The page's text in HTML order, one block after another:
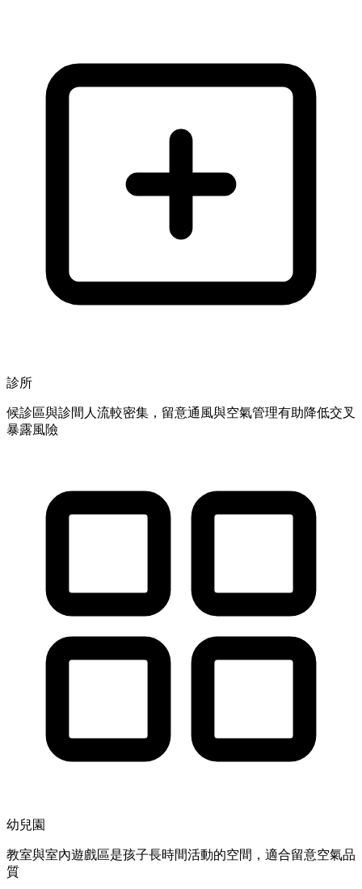
診所
候診區與診間人流較密集，留意通風與空氣管理有助降低交叉
暴露風險
幼兒園
教室與室內遊戲區是孩子長時間活動的空間，適合留意空氣品
質